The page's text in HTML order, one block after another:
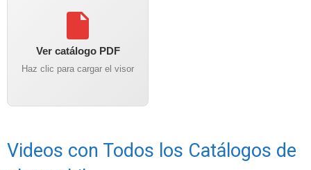
Ver catálogo PDF
Haz clic para cargar el visor
Videos con Todos los Catálogos de